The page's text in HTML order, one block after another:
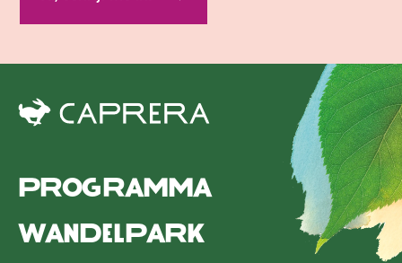
Programma
Wandelpark